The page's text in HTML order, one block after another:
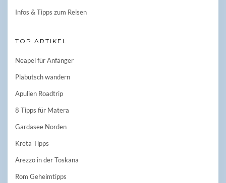
Infos & Tipps zum Reisen
TOP ARTIKEL
Neapel für Anfänger
Plabutsch wandern
Apulien Roadtrip
8 Tipps für Matera
Gardasee Norden
Kreta Tipps
Arezzo in der Toskana
Rom Geheimtipps